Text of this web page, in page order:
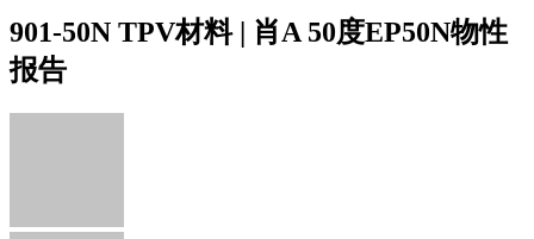
901-50N TPV材料 | 肖A 50度EP50N物性
报告